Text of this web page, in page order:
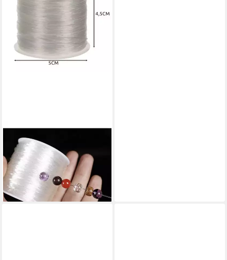
Gummiband Armband Perlen,
40 m lang
15,90 €
19,90 €
-20%
lieferbar - in 6-8 Werktagen bei dir